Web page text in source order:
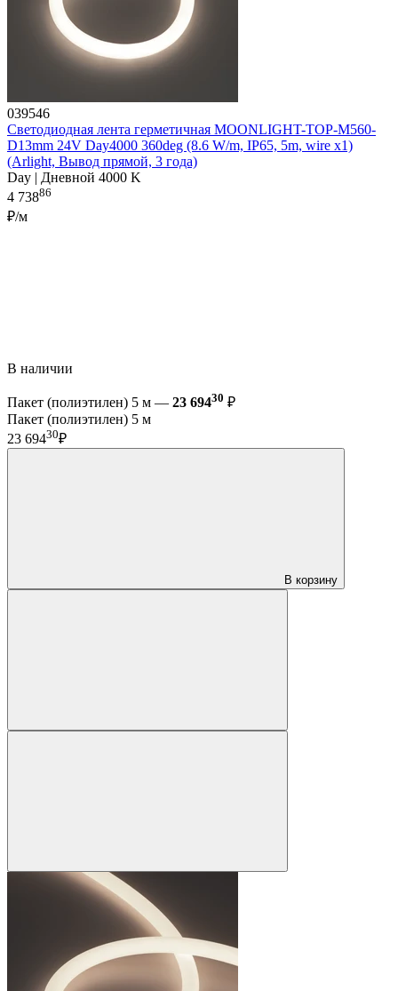
039546
Светодиодная лента герметичная MOONLIGHT-TOP-M560-
D13mm 24V Day4000 360deg (8.6 W/m, IP65, 5m, wire x1)
(Arlight, Вывод прямой, 3 года)
Day | Дневной 4000 K
4 73886
₽/м
В наличии
Пакет (полиэтилен) 5 м — 23 69430 ₽
Пакет (полиэтилен) 5 м
23 69430₽
В корзину